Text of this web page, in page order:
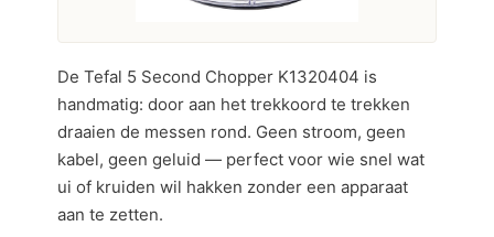
De Tefal 5 Second Chopper K1320404 is
handmatig: door aan het trekkoord te trekken
draaien de messen rond. Geen stroom, geen
kabel, geen geluid — perfect voor wie snel wat
ui of kruiden wil hakken zonder een apparaat
aan te zetten.